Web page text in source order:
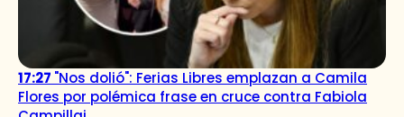
17:27 "Nos dolió": Ferias Libres emplazan a Camila
Flores por polémica frase en cruce contra Fabiola